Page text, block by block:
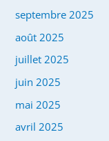
septembre 2025
août 2025
juillet 2025
juin 2025
mai 2025
avril 2025